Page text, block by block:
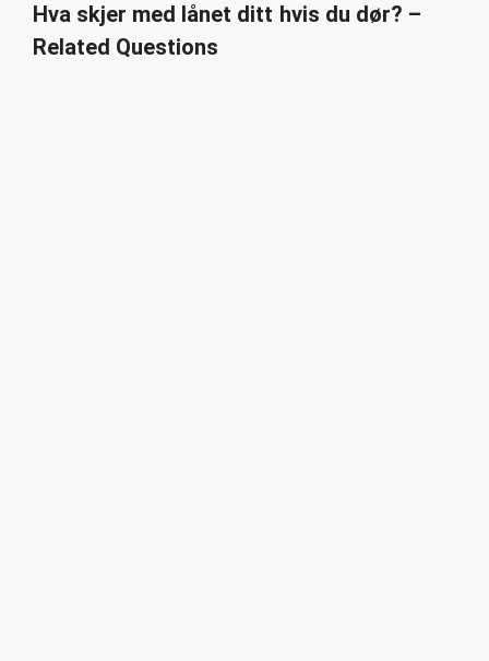
Hva skjer med lånet ditt hvis du dør? –
Related Questions